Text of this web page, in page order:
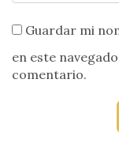
Guardar mi
en este
comentario.